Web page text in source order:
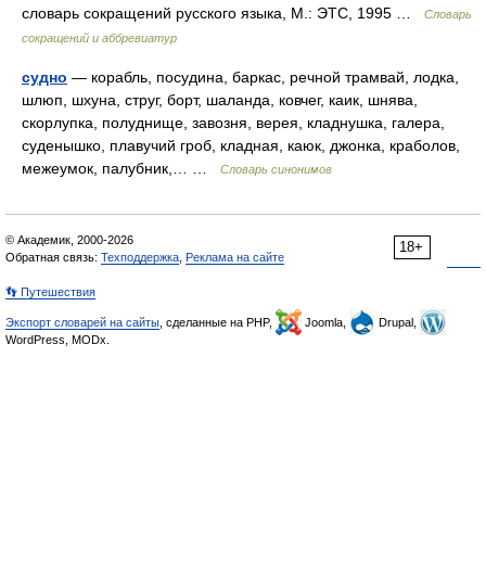
словарь сокращений русского языка, М.: ЭТС, 1995 …
Словарь
сокращений и аббревиатур
судно — корабль, посудина, баркас, речной трамвай, лодка,
шлюп, шхуна, струг, борт, шаланда, ковчег, каик, шнява,
скорлупка, полуднище, завозня, верея, кладнушка, галера,
суденышко, плавучий гроб, кладная, каюк, джонка, краболов,
межеумок, палубник,… …
Словарь синонимов
18+
© Академик, 2000-2026
Обратная связь: Техподдержка Реклама на сайте
👣 Путешествия
Экспорт словарей на сайты , сделанные на PHP, Joomla,
Drupal,
WordPress, MODx.